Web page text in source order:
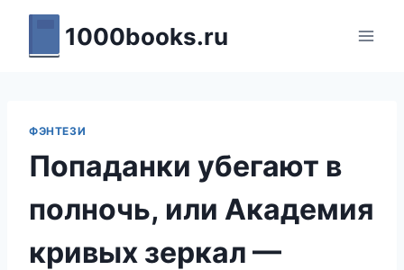
Перейти
содержимому
1000books.ru
ФЭНТЕЗИ
Попаданки убегают в
полночь, или Академия
кривых зеркал —